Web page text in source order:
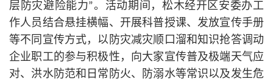
层防灾避险能力”。活动期间，松木经开区安委办工
作人员结合悬挂横幅、开展科普授课、发放宣传手册
等不同宣传方式，以防灾减灾顺口溜和知识抢答调动
企业职工的参与积极性，向大家宣传普及极端天气应
对、洪水防范和日常防火、防溺水等常识以及发生危